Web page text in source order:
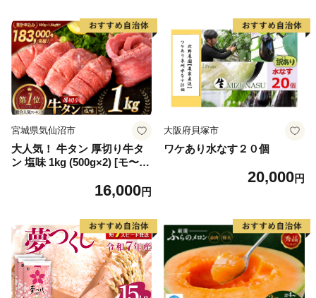
(H083106)
宮城県気仙沼市
大人気！ 牛タン 厚切り牛タ
ン 塩味 1kg (500g×2) [モ〜ラ
60] 肉 牛肉 精肉 牛たん 牛タ
厚切り タン
16,000円
大阪府貝塚市
ワケあり水なす２０個
20,000円